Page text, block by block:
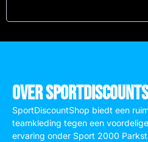
Over
SportDiscountShop biedt een
teamkleding tegen een
ervaring onder Sport 2000